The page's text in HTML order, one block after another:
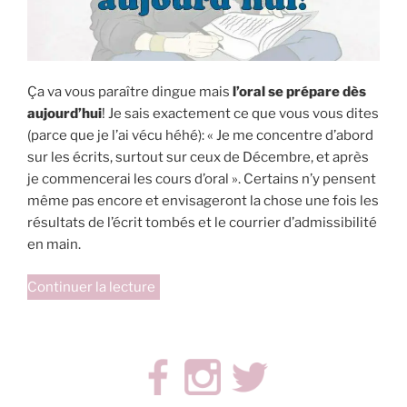
Ça va vous paraître dingue mais l’oral se prépare dès
aujourd’hui! Je sais exactement ce que vous vous dites
(parce que je l’ai vécu héhé): « Je me concentre d’abord
sur les écrits, surtout sur ceux de Décembre, et après
je commencerai les cours d’oral ». Certains n’y pensent
même pas encore et envisageront la chose une fois les
résultats de l’écrit tombés et le courrier d’admissibilité
en main.
Continuer la lecture
se
prépare